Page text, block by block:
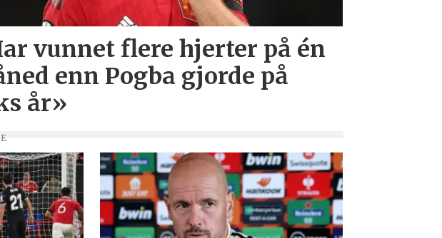
vunnet flere hjerter på én
enn Pogba gjorde på
år»